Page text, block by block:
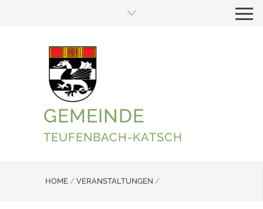
GEMEINDE
TEUFENBACH-KATSCH
HOME / VERANSTALTUNGEN /